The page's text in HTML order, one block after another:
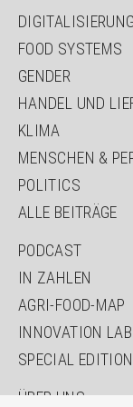
FOOD SYSTEMS
GENDER
HANDEL UND
KLIMA
MENSCHEN &
POLITICS
ALLE BEITRÄGE
PODCAST
IN ZAHLEN
AGRI-FOOD-MAP
INNOVATION LAB
SPECIAL
ÜBER UNS